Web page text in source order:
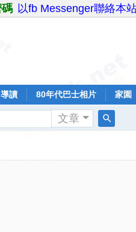
以fb Messenger聯絡本
導讀 80年代巴士相片 家園
文章